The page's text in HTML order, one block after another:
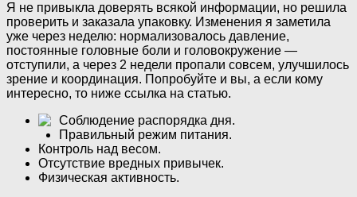
Я не привыкла доверять всякой информации, но решила
проверить и заказала упаковку. Изменения я заметила
уже через неделю: нормализовалось давление,
постоянные головные боли и головокружение —
отступили, а через 2 недели пропали совсем, улучшилось
зрение и координация. Попробуйте и вы, а если кому
интересно, то ниже ссылка на статью.
Соблюдение распорядка дня.
Правильный режим питания.
Контроль над весом.
Отсутствие вредных привычек.
Физическая активность.